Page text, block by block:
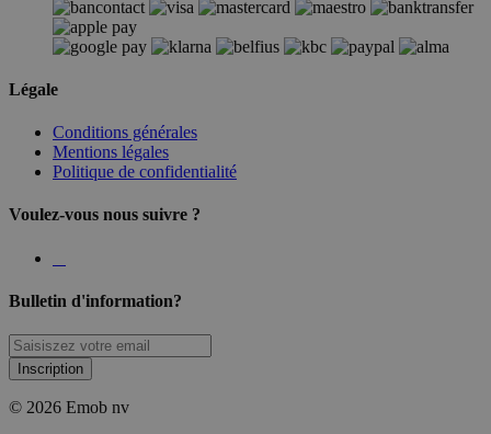
Légale
Conditions générales
Mentions légales
Politique de confidentialité
Voulez-vous nous suivre ?
Bulletin d'information?
Inscription
© 2026 Emob nv